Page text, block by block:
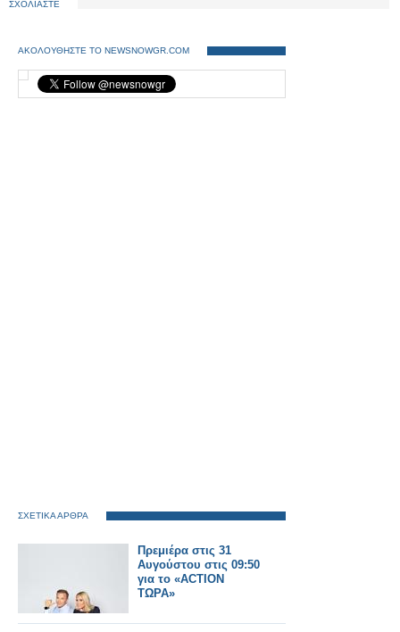
ΣΧΟΛΙΑΣΤΕ
ΑΚΟΛΟΥΘΗΣΤΕ ΤΟ NEWSNOWGR.COM
ΣΧΕΤΙΚΑ ΑΡΘΡΑ
Πρεμιέρα στις 31
Αυγούστου στις 09:50
για το «ACTION
ΤΩΡΑ»